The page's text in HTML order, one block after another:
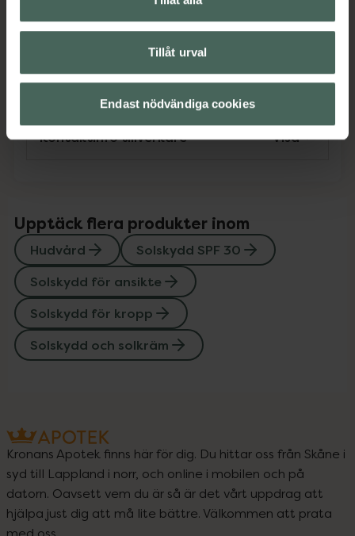
Tillåt urval
Endast nödvändiga cookies
Omdömen Visa
Instruktioner Visa
Kontaktinfo tillverkare Visa
Upptäck flera produkter inom
Hudvård
Solskydd SPF 30
Solskydd för ansikte
Solskydd för kropp
Solskydd och solkräm
Kronans Apotek finns här för dig. Du hittar oss från Skåne i
syd till Lappland i norr, och online i mobilen och på
datorn. Oavsett vem du är så är det vårt uppdrag att
hjälpa just dig att må lite bättre. Välkommen att prata
med oss.